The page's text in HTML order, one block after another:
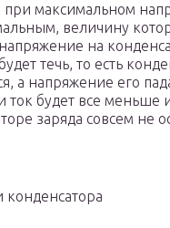
при максимальном
величину
на
течь, то есть
а напряжение его
ток будет все
заряда совсем не
конденсатора